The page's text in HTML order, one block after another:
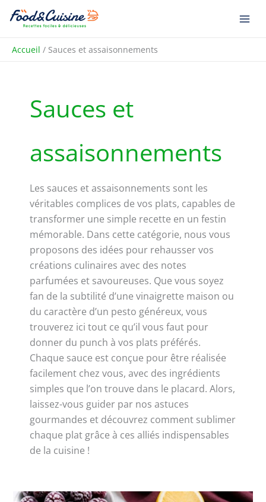
Aller
Accueil
Sauces et assaisonnements
Sauces et
assaisonnements
Les sauces et assaisonnements sont les
véritables complices de vos plats, capables de
transformer une simple recette en un festin
mémorable. Dans cette catégorie, nous vous
proposons des idées pour rehausser vos
créations culinaires avec des notes
parfumées et savoureuses. Que vous soyez
fan de la subtilité d’une vinaigrette maison ou
du caractère d’un pesto généreux, vous
trouverez ici tout ce qu’il vous faut pour
donner du punch à vos plats préférés.
Chaque sauce est conçue pour être réalisée
facilement chez vous, avec des ingrédients
simples que l’on trouve dans le placard. Alors,
laissez-vous guider par nos astuces
gourmandes et découvrez comment sublimer
chaque plat grâce à ces alliés indispensables
de la cuisine !
R
e